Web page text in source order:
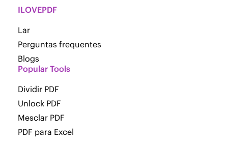
ILOVEPDF
Lar
Perguntas frequentes
Blogs
Popular Tools
Dividir PDF
Unlock PDF
Mesclar PDF
PDF para Excel